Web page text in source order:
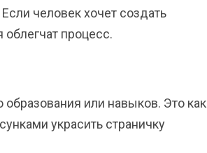
человек хочет создать
процесс.
или навыков. Это как
украсить страничку